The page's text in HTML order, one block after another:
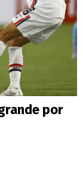
por